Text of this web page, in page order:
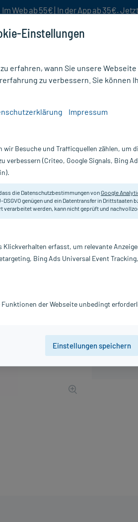
Web ab 55€ | In der App ab 35€.
kurze Zeit:Gratis-Versand* ab 19€
Zur
sortiert.
Hersteller:
Einstellungen
erfahren, wann Sie unsere
zu verbessern. Sie können
Impressum
wir Besuche und Trafficquellen zählen, um
verbessern (Criteo, Google Signals, Bing
die Datenschutzbestimmungen vonGoogle
DSGVO genügen und ein Datentransfer in Drittstaaten
verarbeitet werden, kann nicht geprüft und
Klickverhalten erfasst, um relevante
Bing Ads Universal Event
der Webseite unbedingt
Einstellungen speichern